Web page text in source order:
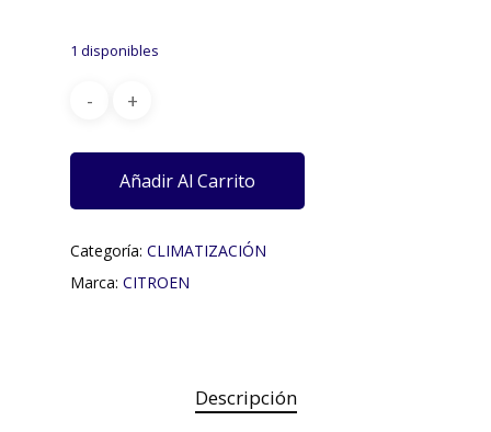
1 disponibles
Añadir Al Carrito
Categoría: CLIMATIZACIÓN
Marca: CITROEN
Descripción